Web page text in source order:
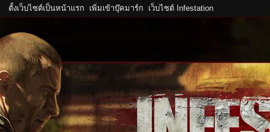
ตั้งเว็บไซต์เป็นหน้าแรก เพิ่มเข้าบุ๊คมาร์ก เว็บไซต์ Infestation